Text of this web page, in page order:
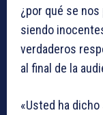
¿por qué se
siendo
verdaderos
al final de la
«Usted ha dicho